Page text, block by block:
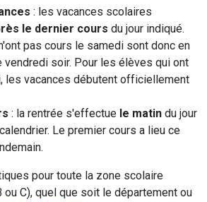
: les vacances scolaires
le dernier cours du jour indiqué.
pas cours le samedi sont donc en
vendredi soir. Pour les élèves qui ont
les vacances débutent officiellement
: la rentrée s'effectue le matin du jour
Le premier cours a lieu ce
pour toute la zone scolaire
ou C), quel que soit le département ou